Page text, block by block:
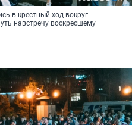
в крестный ход вокруг
навстречу воскресшему